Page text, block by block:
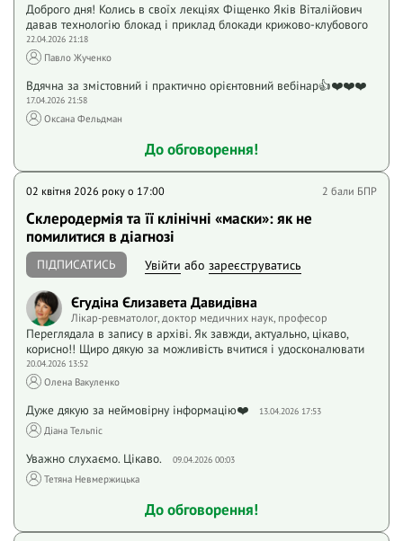
Доброго дня! Колись в своїх лекціях Фіщенко Яків Віталійович
давав технологію блокад і приклад блокади крижово-клубового
22.04.2026 21:18
Павло Жученко
Вдячна за змістовний і практично орієнтовний вебінар👍❤️❤️❤️
17.04.2026 21:58
Оксана Фельдман
До обговорення!
02 квітня 2026 року o 17:00 2 бали БПР
Склеродермія та її клінічні «маски»: як не
помилитися в діагнозі
ПІДПИСАТИСЬ Увійти або зареєструватись
Єгудіна Єлизавета Давидівна
Лікар-ревматолог, доктор медичних наук, професор
Переглядала в запису в архіві. Як завжди, актуально, цікаво,
корисно!! Щиро дякую за можливість вчитися і удосконалювати
20.04.2026 13:52
Олена Вакуленко
Дуже дякую за неймовірну інформацію❤️ 13.04.2026 17:53
Діана Тельпіс
Уважно слухаємо. Цікаво. 09.04.2026 00:03
Тетяна Невмержицька
До обговорення!